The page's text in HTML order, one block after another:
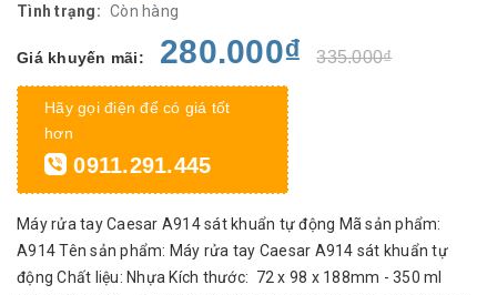
Tình trạng: Còn hàng
Giá khuyến mãi: 280.000₫ 335.000₫
Hãy gọi điện để có giá tốt
hơn
0911.291.445
Máy rửa tay Caesar A914 sát khuẩn tự động Mã sản phẩm:
A914 Tên sản phẩm: Máy rửa tay Caesar A914 sát khuẩn tự
động Chất liệu: Nhựa Kích thước: 72 x 98 x 188mm - 350 ml